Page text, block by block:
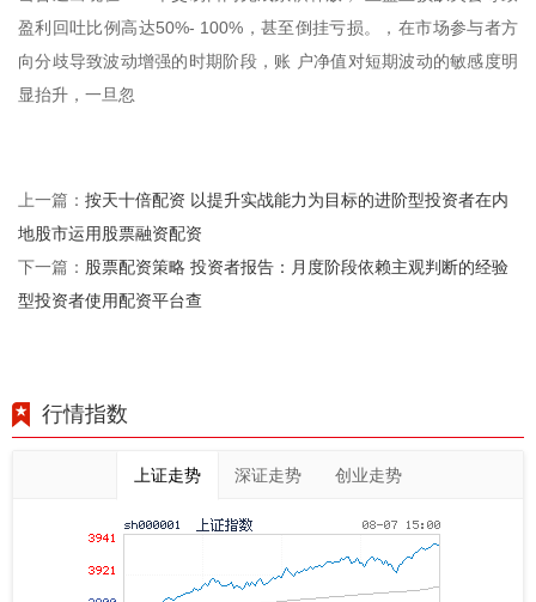
盈利回吐比例高达50%- 100%，甚至倒挂亏损。，在市场参与者方
向分歧导致波动增强的时期阶段，账 户净值对短期波动的敏感度明
显抬升，一旦忽
上一篇： 按天十倍配资 以提升实战能力为目标的进阶型投资者在内
地股市运用股票融资配资
下一篇： 股票配资策略 投资者报告：月度阶段依赖主观判断的经验
型投资者使用配资平台查
行情指数
上证走势 深证走势 创业走势